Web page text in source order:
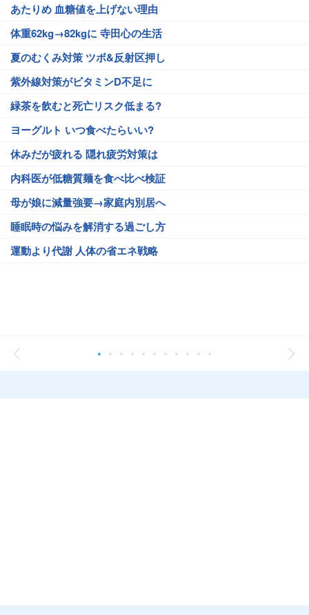
あたりめ 血糖値を上げない理由
体重62kg→82kgに 寺田心の生活
夏のむくみ対策 ツボ&反射区押し
紫外線対策がビタミンD不足に
緑茶を飲むと死亡リスク低まる?
ヨーグルト いつ食べたらいい?
休みだが疲れる 隠れ疲労対策は
内科医が低糖質麺を食べ比べ検証
母が娘に減量強要→家庭内別居へ
睡眠時の悩みを解消する過ごし方
運動より代謝 人体の省エネ戦略